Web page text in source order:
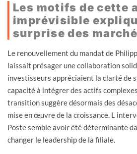
Les motifs de cette
imprévisible
surprise des
Le renouvellement du mandat de
laissait présager une collaboration
investisseurs appréciaient la clarté de
capacité à intégrer des actifs
transition suggère désormais des
mise en œuvre de la croissance. L
Poste semble avoir été déterminante
changer le leadership de la filiale.